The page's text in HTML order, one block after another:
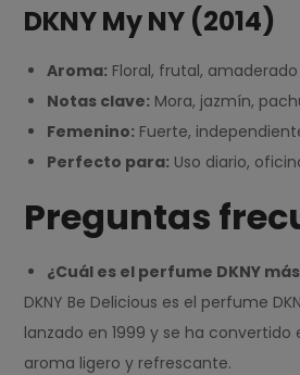
DKNY My NY (2014)
Aroma: Floral, frutal, amaderado
Notas clave: Mora, jazmín,
Femenino: Fuerte,
Perfecto para: Uso diario,
Preguntas
¿Cuál es el perfume DKNY
DKNY Be Delicious es el perfume
lanzado en 1999 y se ha convertido
aroma ligero y refrescante.